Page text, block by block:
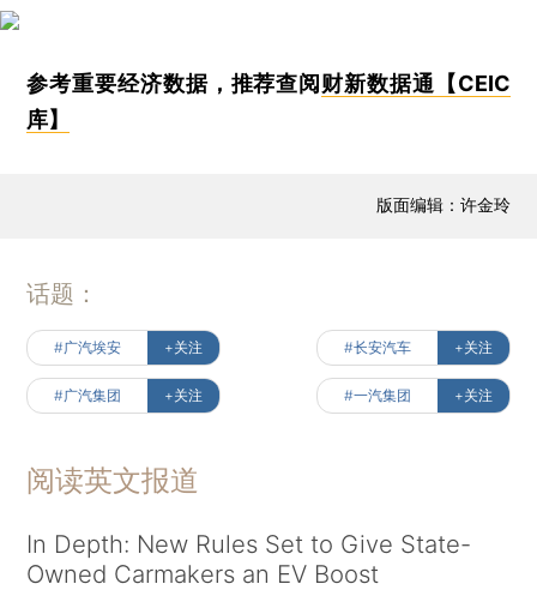
参考重要经济数据，推荐查阅 财新数据通【CEIC
库】
版面编辑：许金玲
话题：
#广汽埃安 +关注 #长安汽车 +关注
#广汽集团 +关注 #一汽集团 +关注
阅读英文报道
In Depth: New Rules Set to Give State-
Owned Carmakers an EV Boost